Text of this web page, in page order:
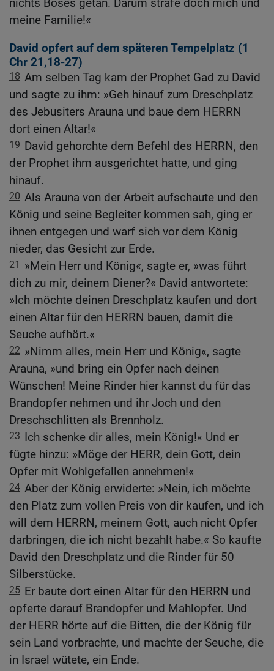
nichts Böses getan. Darum strafe doch mich und
meine Familie!«
David opfert auf dem späteren Tempelplatz (1
Chr 21,18-27)
18 Am selben Tag kam der Prophet Gad zu David
und sagte zu ihm: »Geh hinauf zum Dreschplatz
des Jebusiters Arauna und baue dem HERRN
dort einen Altar!«
19 David gehorchte dem Befehl des HERRN, den
der Prophet ihm ausgerichtet hatte, und ging
hinauf.
20 Als Arauna von der Arbeit aufschaute und den
König und seine Begleiter kommen sah, ging er
ihnen entgegen und warf sich vor dem König
nieder, das Gesicht zur Erde.
21 »Mein Herr und König«, sagte er, »was führt
dich zu mir, deinem Diener?« David antwortete:
»Ich möchte deinen Dreschplatz kaufen und dort
einen Altar für den HERRN bauen, damit die
Seuche aufhört.«
22 »Nimm alles, mein Herr und König«, sagte
Arauna, »und bring ein Opfer nach deinen
Wünschen! Meine Rinder hier kannst du für das
Brandopfer nehmen und ihr Joch und den
Dreschschlitten als Brennholz.
23 Ich schenke dir alles, mein König!« Und er
fügte hinzu: »Möge der HERR, dein Gott, dein
Opfer mit Wohlgefallen annehmen!«
24 Aber der König erwiderte: »Nein, ich möchte
den Platz zum vollen Preis von dir kaufen, und ich
will dem HERRN, meinem Gott, auch nicht Opfer
darbringen, die ich nicht bezahlt habe.« So kaufte
David den Dreschplatz und die Rinder für 50
Silberstücke.
25 Er baute dort einen Altar für den HERRN und
opferte darauf Brandopfer und Mahlopfer. Und
der HERR hörte auf die Bitten, die der König für
sein Land vorbrachte, und machte der Seuche, die
in Israel wütete, ein Ende.